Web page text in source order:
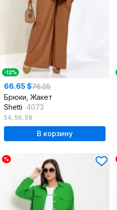
-12%
66.65 $76.05
Брюки, Жакет
Shetti 4073
54, 56, 58
В корзину
%